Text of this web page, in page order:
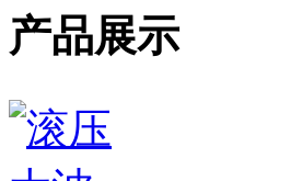
产品展示